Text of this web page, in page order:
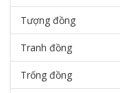
Tranh chữ
thế nào?
Tượng đồng
Tranh đồng
Trống đồng